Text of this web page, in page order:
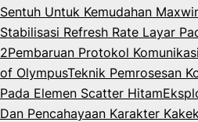
Sentuh Untuk Kemudahan
Stabilisasi Refresh Rate Layar
2Pembaruan Protokol
of OlympusTeknik Pemrosesan
Pada Elemen Scatter Hitam
Dan Pencahayaan Karakter